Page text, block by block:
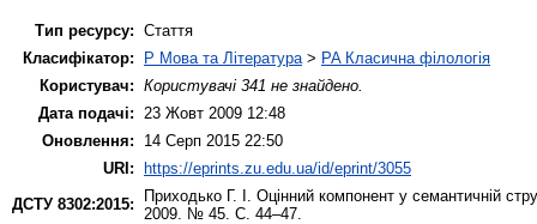
Тип ресурсу: Стаття
Класифікатор:
P Мова та Література > PA Класична філологія
Користувач: Користувачі 341 не знайдено.
Дата подачі:
23 Жовт 2009 12:48
Оновлення:
14 Серп 2015 22:50
URI: https://eprints.zu.edu.ua/id/eprint/3055
ДСТУ 8302:2015:
Приходько Г. І. Оцінний компонент у семантичній
2009. № 45. С. 44–47.